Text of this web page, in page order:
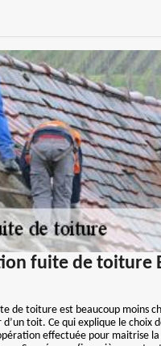
fuite de toiture
de toiture est beaucoup moins
toit. Ce qui explique le choix
effectuée pour maitrise